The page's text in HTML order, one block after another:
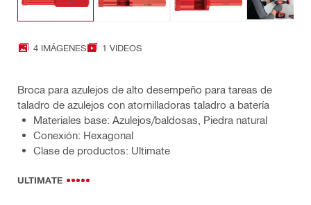
4 IMÁGENES 1 VIDEOS
Broca para azulejos de alto desempeño para tareas de
taladro de azulejos con atornilladoras taladro a batería
Materiales base: Azulejos/baldosas, Piedra natural
Conexión: Hexagonal
Clase de productos: Ultimate
ULTIMATE